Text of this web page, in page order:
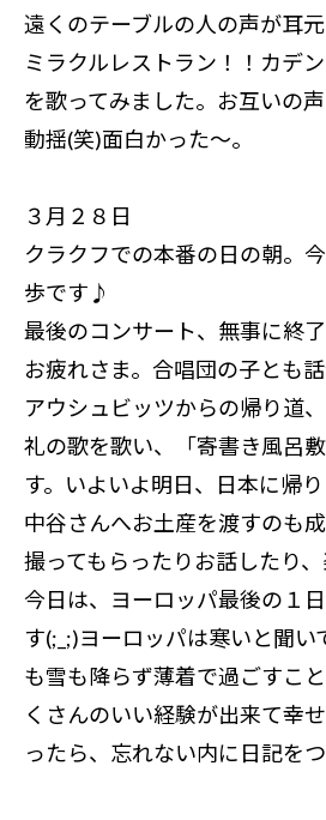
遠くのテーブルの人の声が耳
ミラクルレストラン！！カデ
を歌ってみました。お互いの声
動揺(笑)面白かった～。
３月２８日
クラクフでの本番の日の朝。
歩です♪
最後のコンサート、無事に終
お疲れさま。合唱団の子とも
アウシュビッツからの帰り道
礼の歌を歌い、「寄書き風呂
す。いよいよ明日、日本に帰り
中谷さんへお土産を渡すのも
撮ってもらったりお話したり
今日は、ヨーロッパ最後の１
す(;_;)ヨーロッパは寒いと聞
も雪も降らず薄着で過ごすこ
くさんのいい経験が出来て幸
ったら、忘れない内に日記を